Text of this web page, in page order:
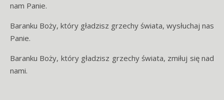
nam Panie.
Baranku Boży, który gładzisz grzechy świata, wysłuchaj nas
Panie.
Baranku Boży, który gładzisz grzechy świata, zmiłuj się nad
nami.